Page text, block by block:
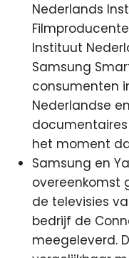
Nederlands
Instituut
Samsung
consumenten
Nederlandse
het moment
Samsung en
overeenkomst
de televisies
bedrijf de
meegeleverd.